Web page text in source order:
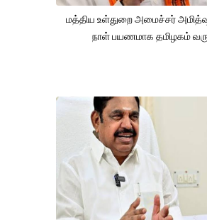
மத்திய உள்துறை அமைச்சர்
நாள் பயணமாக தமிழகம்